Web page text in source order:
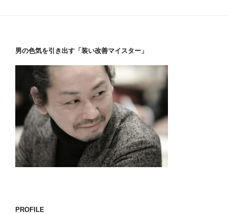
男の色気を引き出す「装い改善マイスター」
PROFILE